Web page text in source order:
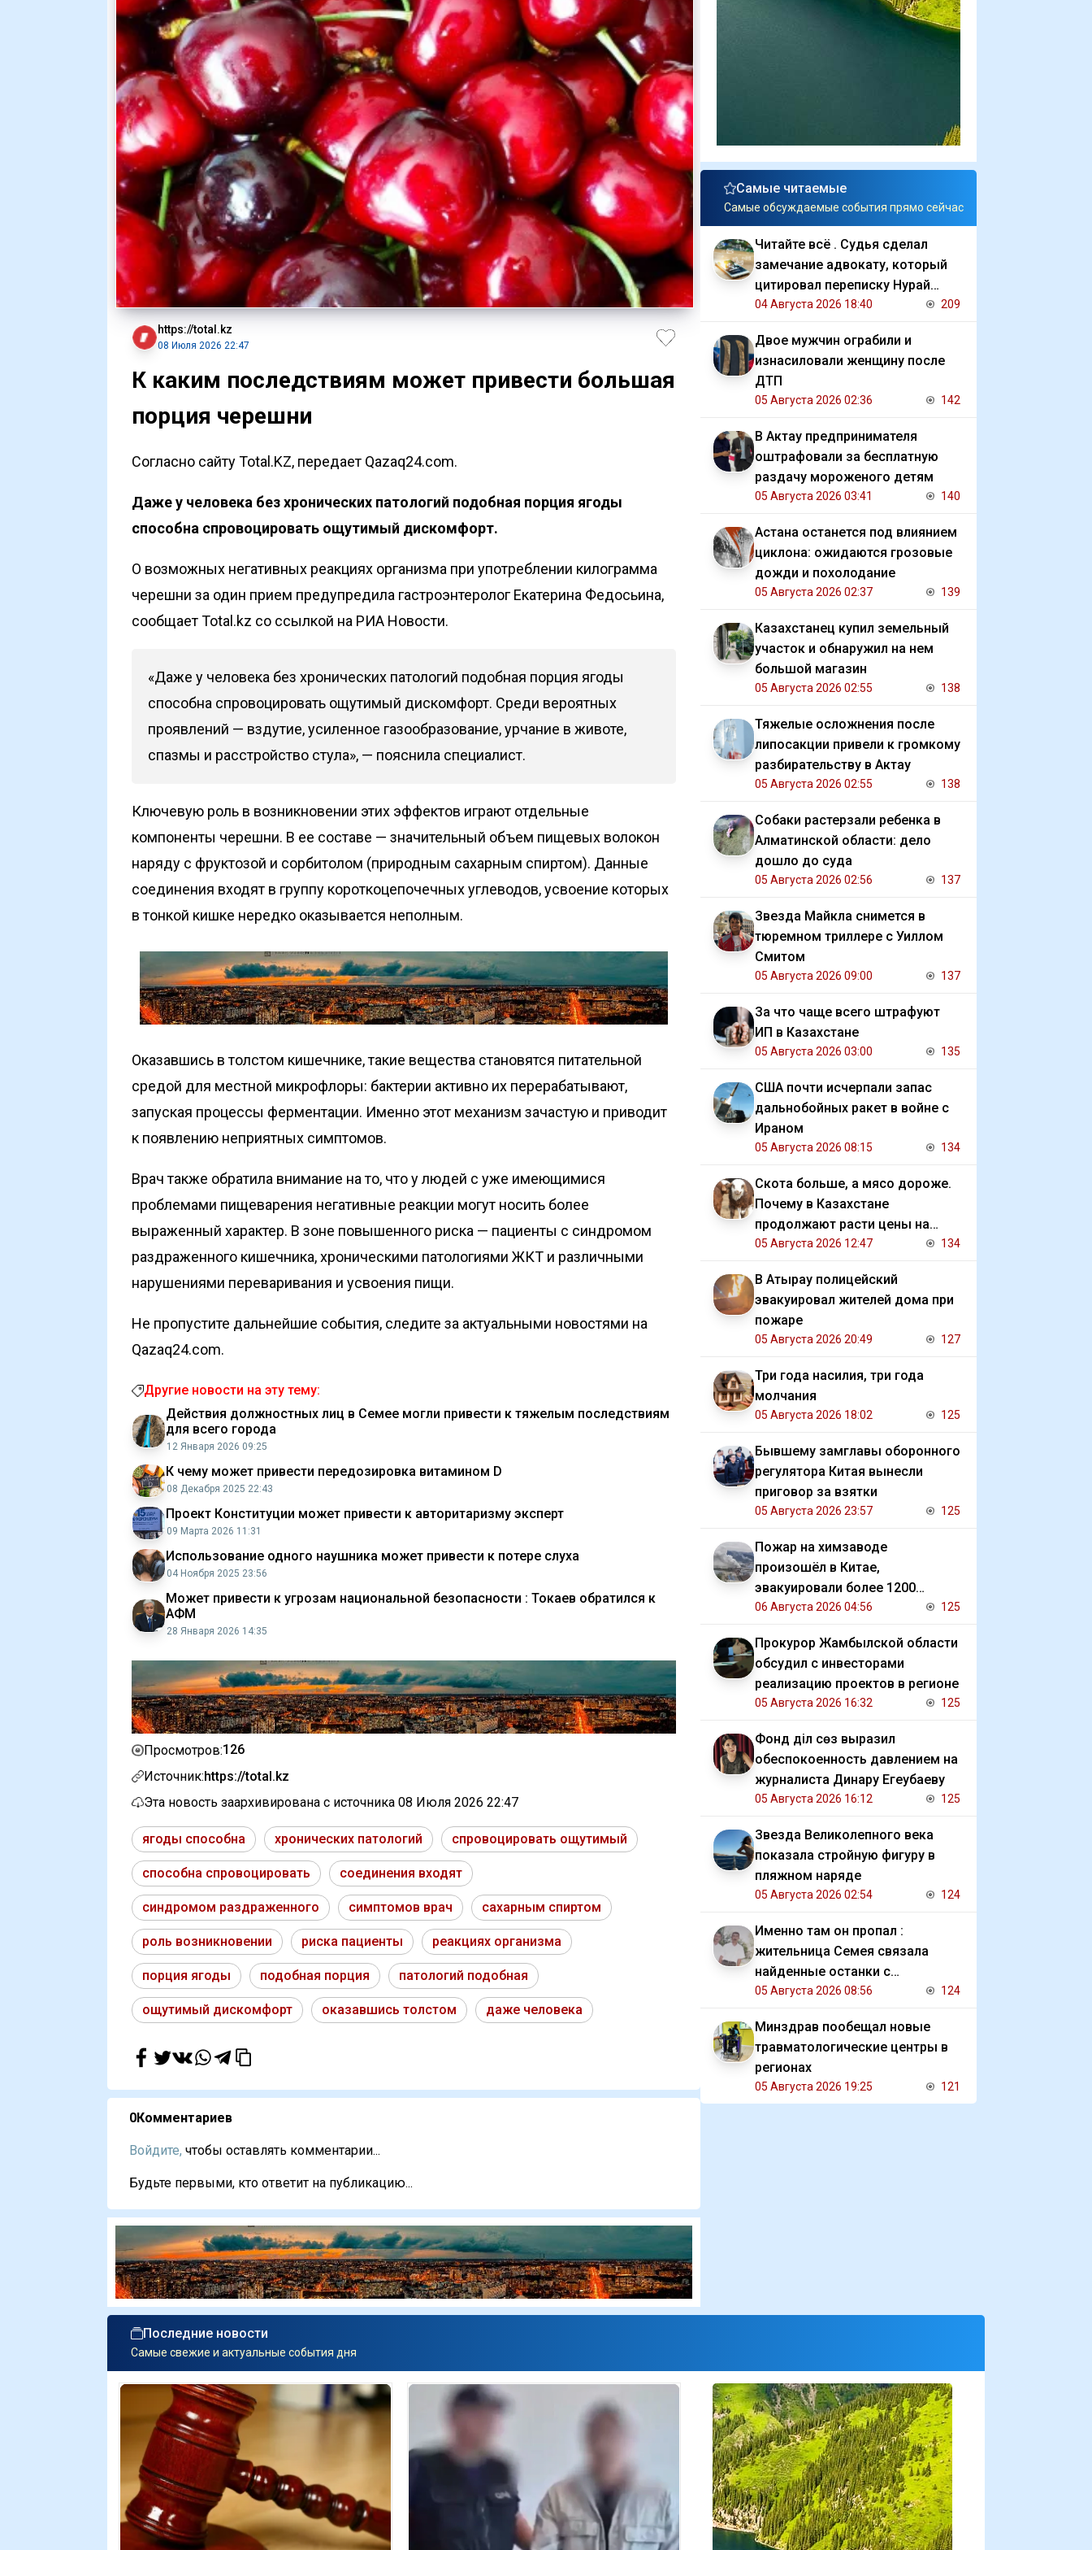
https://total.kz
08 Июля 2026 22:47
К каким последствиям может привести большая
порция черешни
Согласно сайту Total.KZ, передает Qazaq24.com.
Даже у человека без хронических патологий подобная порция ягоды
способна спровоцировать ощутимый дискомфорт.
О возможных негативных реакциях организма при употреблении килограмма
черешни за один прием предупредила гастроэнтеролог Екатерина Федосьина,
сообщает Total.kz со ссылкой на РИА Новости.
«Даже у человека без хронических патологий подобная порция ягоды
способна спровоцировать ощутимый дискомфорт. Среди вероятных
проявлений — вздутие, усиленное газообразование, урчание в животе,
спазмы и расстройство стула», — пояснила специалист.
Ключевую роль в возникновении этих эффектов играют отдельные
компоненты черешни. В ее составе — значительный объем пищевых волокон
наряду с фруктозой и сорбитолом (природным сахарным спиртом). Данные
соединения входят в группу короткоцепочечных углеводов, усвоение которых
в тонкой кишке нередко оказывается неполным.
Оказавшись в толстом кишечнике, такие вещества становятся питательной
средой для местной микрофлоры: бактерии активно их перерабатывают,
запуская процессы ферментации. Именно этот механизм зачастую и приводит
к появлению неприятных симптомов.
Врач также обратила внимание на то, что у людей с уже имеющимися
проблемами пищеварения негативные реакции могут носить более
выраженный характер. В зоне повышенного риска — пациенты с синдромом
раздраженного кишечника, хроническими патологиями ЖКТ и различными
нарушениями переваривания и усвоения пищи.
Не пропустите дальнейшие события, следите за актуальными новостями на
Qazaq24.com.
Другие новости на эту тему:
Действия должностных лиц в Семее могли привести к тяжелым последствиям
для всего города
12 Января 2026 09:25
К чему может привести передозировка витамином D
08 Декабря 2025 22:43
Проект Конституции может привести к авторитаризму эксперт
09 Марта 2026 11:31
Использование одного наушника может привести к потере слуха
04 Ноября 2025 23:56
Может привести к угрозам национальной безопасности : Токаев обратился к
АФМ
28 Января 2026 14:35
Просмотров:126
Источник:https://total.kz
Эта новость заархивирована с источника 08 Июля 2026 22:47
ягоды способна хронических патологий спровоцировать ощутимый
способна спровоцировать соединения входят
синдромом раздраженного симптомов врач сахарным спиртом
роль возникновении риска пациенты реакциях организма
порция ягоды подобная порция патологий подобная
ощутимый дискомфорт оказавшись толстом даже человека
0Комментариев
Войдите, чтобы оставлять комментарии...
Будьте первыми, кто ответит на публикацию...
Самые читаемые
Самые обсуждаемые события прямо сейчас
Читайте всё . Судья сделал
замечание адвокату, который
цитировал переписку Нурай
Серикбай с обвиняемым
04 Августа 2026 18:40 209
Двое мужчин ограбили и
изнасиловали женщину после
ДТП
05 Августа 2026 02:36 142
В Актау предпринимателя
оштрафовали за бесплатную
раздачу мороженого детям
05 Августа 2026 03:41 140
Астана останется под влиянием
циклона: ожидаются грозовые
дожди и похолодание
05 Августа 2026 02:37 139
Казахстанец купил земельный
участок и обнаружил на нем
большой магазин
05 Августа 2026 02:55 138
Тяжелые осложнения после
липосакции привели к громкому
разбирательству в Актау
05 Августа 2026 02:55 138
Собаки растерзали ребенка в
Алматинской области: дело
дошло до суда
05 Августа 2026 02:56 137
Звезда Майкла снимется в
тюремном триллере с Уиллом
Смитом
05 Августа 2026 09:00 137
За что чаще всего штрафуют
ИП в Казахстане
05 Августа 2026 03:00 135
США почти исчерпали запас
дальнобойных ракет в войне с
Ираном
05 Августа 2026 08:15 134
Скота больше, а мясо дороже.
Почему в Казахстане
продолжают расти цены на
баранину и конину
05 Августа 2026 12:47 134
В Атырау полицейский
эвакуировал жителей дома при
пожаре
05 Августа 2026 20:49 127
Три года насилия, три года
молчания
05 Августа 2026 18:02 125
Бывшему замглавы оборонного
регулятора Китая вынесли
приговор за взятки
05 Августа 2026 23:57 125
Пожар на химзаводе
произошёл в Китае,
эвакуировали более 1200
человек
06 Августа 2026 04:56 125
Прокурор Жамбылской области
обсудил с инвесторами
реализацию проектов в регионе
05 Августа 2026 16:32 125
Фонд Әділ сөз выразил
обеспокоенность давлением на
журналиста Динару Егеубаеву
05 Августа 2026 16:12 125
Звезда Великолепного века
показала стройную фигуру в
пляжном наряде
05 Августа 2026 02:54 124
Именно там он пропал :
жительница Семея связала
найденные останки с
исчезновением отца
05 Августа 2026 08:56 124
Минздрав пообещал новые
травматологические центры в
регионах
05 Августа 2026 19:25 121
Последние новости
Самые свежие и актуальные события дня